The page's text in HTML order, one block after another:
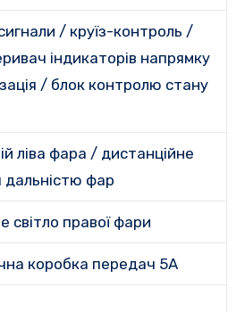
/ круїз-контроль /
індикаторів напрямку
/ блок контролю стану
ліва фара / дистанційне
дальністю фар
світло правої фари
коробка передач 5A